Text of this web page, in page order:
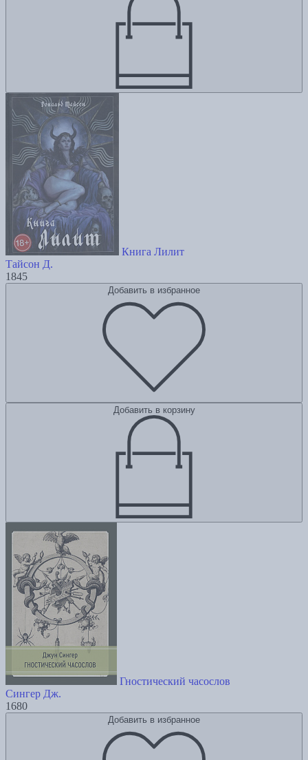
Книга Лилит
Тайсон Д.
1845
Добавить в избранное
Добавить в корзину
Гностический часослов
Сингер Дж.
1680
Добавить в избранное